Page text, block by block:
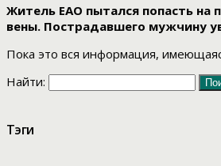
Житель ЕАО пытался попасть на
вены. Пострадавшего мужчину
Пока это вся информация,
Найти:
Тэги